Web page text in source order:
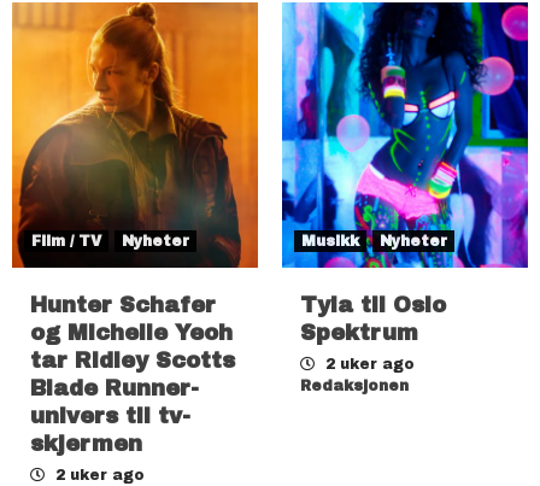
Film / TV Nyheter
Hunter Schafer
og Michelle Yeoh
tar Ridley Scotts
Blade Runner-
univers til tv-
skjermen
2 uker ago
Musikk Nyheter
Tyla til Oslo
Spektrum
2 uker ago
Redaksjonen